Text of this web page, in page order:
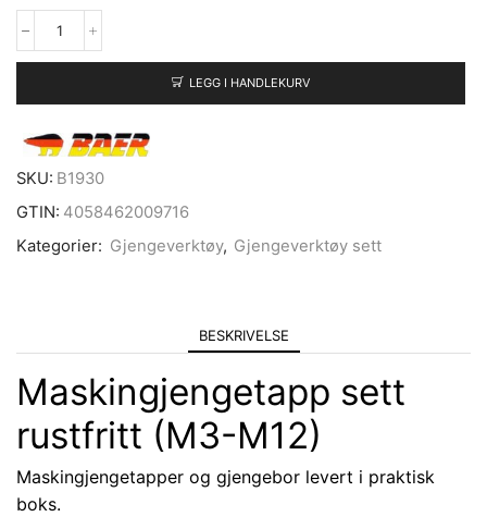
LEGG I HANDLEKURV
SKU: B1930
GTIN: 4058462009716
Kategorier: Gjengeverktøy, Gjengeverktøy sett
BESKRIVELSE
Maskingjengetapp sett
rustfritt (M3-M12)
Maskingjengetapper og gjengebor levert i praktisk
boks.